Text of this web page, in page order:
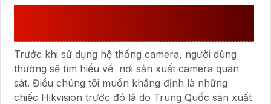
Trước khi sử dụng hệ thống camera, người dùng
thường sẽ tìm hiểu về nơi sản xuất camera quan
sát. Điều chúng tôi muốn khẳng định là những
chiếc Hikvision trước đó là do Trung Quốc sản xuất